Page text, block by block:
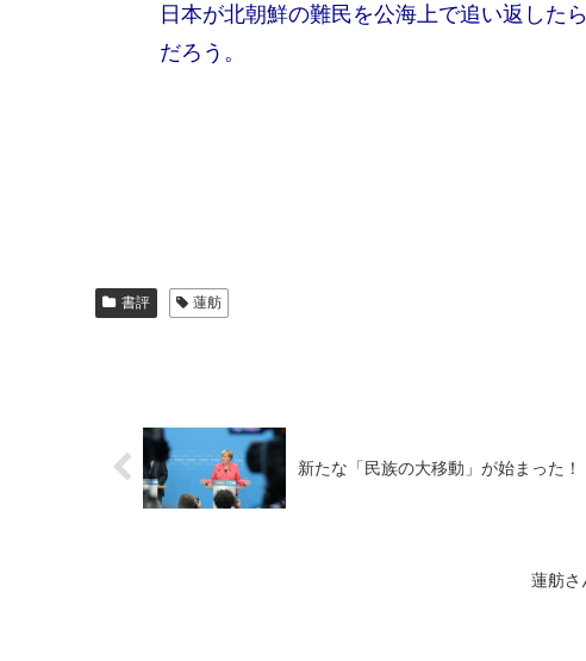
日本が北朝鮮の難民を公海上で追い返した
だろう。
書評 蓮舫
新たな「民族の大移動」が始まった！
蓮舫さ